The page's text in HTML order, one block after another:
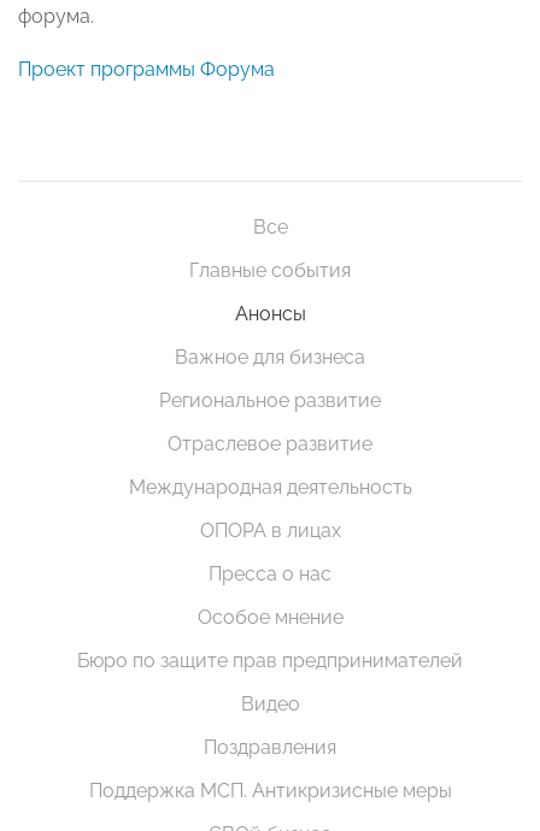
форума.
Проект программы Форума
Все
Главные события
Анонсы
Важное для бизнеса
Региональное развитие
Отраслевое развитие
Международная деятельность
ОПОРА в лицах
Пресса о нас
Особое мнение
Бюро по защите прав предпринимателей
Видео
Поздравления
Поддержка МСП. Антикризисные меры